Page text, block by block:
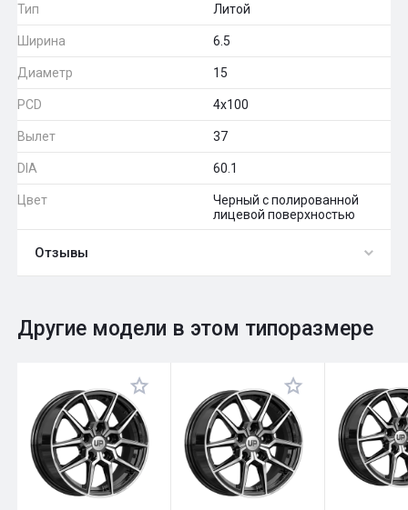
Тип Литой
Ширина 6.5
Диаметр 15
PCD 4x100
Вылет 37
DIA 60.1
Цвет
Черный с полированной
лицевой поверхностью
Отзывы
Оставить отзыв
Общий рейтинг 0
Другие модели в этом типоразмере